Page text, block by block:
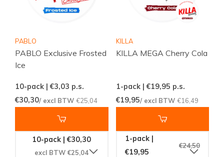
PABLO
PABLO Exclusive Frosted
Ice
10-pack | €3,03 p.s.
€30,30/ excl BTW €25,04
10-pack | €30,30
excl BTW €25,04
KILLA
KILLA MEGA Cherry Cola
1-pack | €19,95 p.s.
€19,95/ excl BTW €16,49
1-pack |
€19,95
€24,50